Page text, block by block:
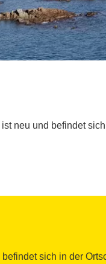
neu und befindet
befindet sich in der